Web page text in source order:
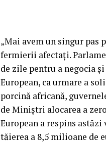
„Mai avem un singur pas
fermierii afectaţi.
de zile pentru a negocia
European, ca urmare a
porcină africană,
de Miniştri alocarea a
European a respins
tăierea a 8,5 milioane de